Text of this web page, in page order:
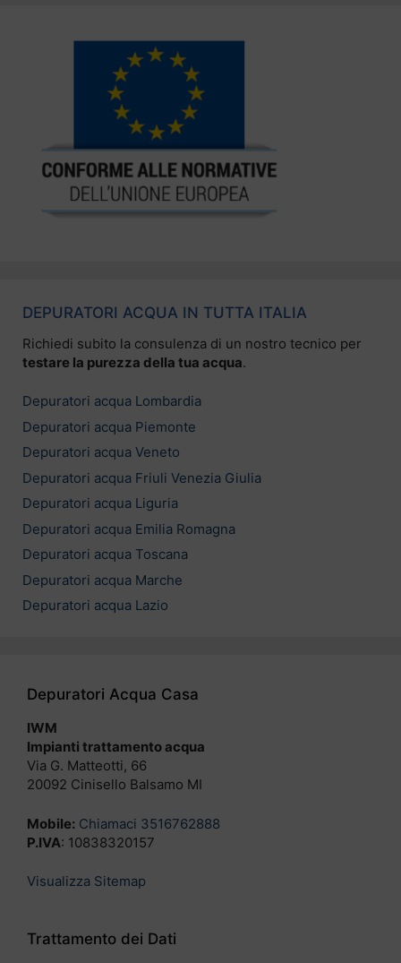
DEPURATORI ACQUA IN TUTTA ITALIA
Richiedi subito la consulenza di un nostro tecnico per
testare la purezza della tua acqua.
Depuratori acqua Lombardia
Depuratori acqua Piemonte
Depuratori acqua Veneto
Depuratori acqua Friuli Venezia Giulia
Depuratori acqua Liguria
Depuratori acqua Emilia Romagna
Depuratori acqua Toscana
Depuratori acqua Marche
Depuratori acqua Lazio
Depuratori Acqua Casa
IWM
Impianti trattamento acqua
Via G. Matteotti, 66
20092 Cinisello Balsamo MI
Mobile: Chiamaci 3516762888
P.IVA: 10838320157
Visualizza Sitemap
Trattamento dei Dati